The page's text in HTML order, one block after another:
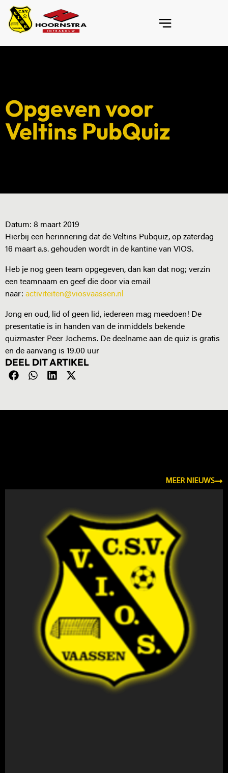
Opgeven voor
Veltins PubQuiz
Datum: 8 maart 2019
Hierbij een herinnering dat de Veltins Pubquiz, op zaterdag
16 maart a.s. gehouden wordt in de kantine van VIOS.
Heb je nog geen team opgegeven, dan kan dat nog; verzin
een teamnaam en geef die door via email
naar: activiteiten@viosvaassen.nl
Jong en oud, lid of geen lid, iedereen mag meedoen! De
presentatie is in handen van de inmiddels bekende
quizmaster Peer Jochems. De deelname aan de quiz is gratis
en de aanvang is 19.00 uur
DEEL DIT ARTIKEL
MEER NIEUWS